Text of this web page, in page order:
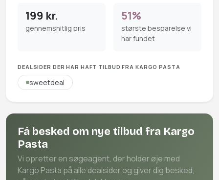
199 kr.
gennemsnitlig pris
51%
største besparelse vi
har fundet
DEALSIDER DER HAR HAFT TILBUD FRA KARGO PASTA
sweetdeal
Få besked om nye tilbud fra Kargo
Pasta
Vi opretter en søgeagent, der holder øje med
Kargo Pasta på alle dealsider og giver dig besked,